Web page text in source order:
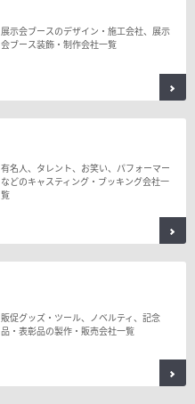
展示会ブースのデザイン・施工会社、展示
会ブース装飾・制作会社一覧
有名人、タレント、お笑い、パフォーマー
などのキャスティング・ブッキング会社一
覧
販促グッズ・ツール、ノベルティ、記念
品・表彰品の製作・販売会社一覧